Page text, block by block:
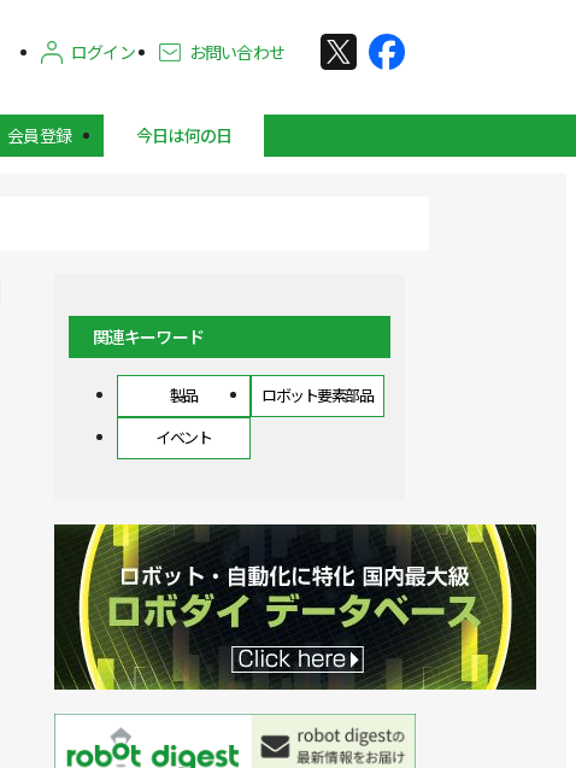
ログイン お問い合わせ
会員登録 今日は何の日
関連キーワード
製品
ロボット要素部品
イベント